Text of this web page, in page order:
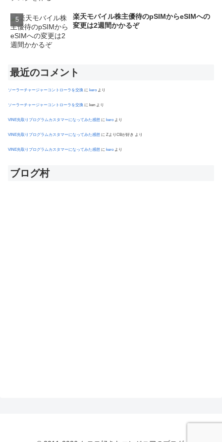
楽天モバイル株主優待のpSIMからeSIMへの
変更は2週間かかるぞ
最近のコメント
ソーラーチャージャーコントローラを交換 に kero より
ソーラーチャージャーコントローラを交換 に ken より
VINE先取りプログラムカスタマーになってみた感想 に kero より
VINE先取りプログラムカスタマーになってみた感想 に ZよりCBが好き より
VINE先取りプログラムカスタマーになってみた感想 に kero より
ブログ村